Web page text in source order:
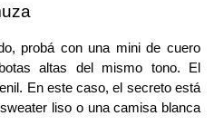
probá con una mini de cuero
altas del mismo tono. El
En este caso, el secreto está
liso o una camisa blanca